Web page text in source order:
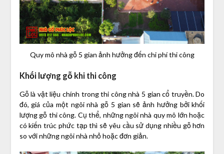
Quy mô nhà gỗ 5 gian ảnh hưởng đến chi phí thi công
Khối lượng gỗ khi thi công
Gỗ là vật liệu chính trong thi công nhà 5 gian cổ truyền. Do
đó, giá của một ngôi nhà gỗ 5 gian sẽ ảnh hưởng bởi khối
lượng gỗ thi công. Cụ thể, những ngôi nhà quy mô lớn hoặc
có kiến trúc phức tạp thì sẽ yêu cầu sử dụng nhiều gỗ hơn
so với những ngôi nhà nhỏ hoặc đơn giản.